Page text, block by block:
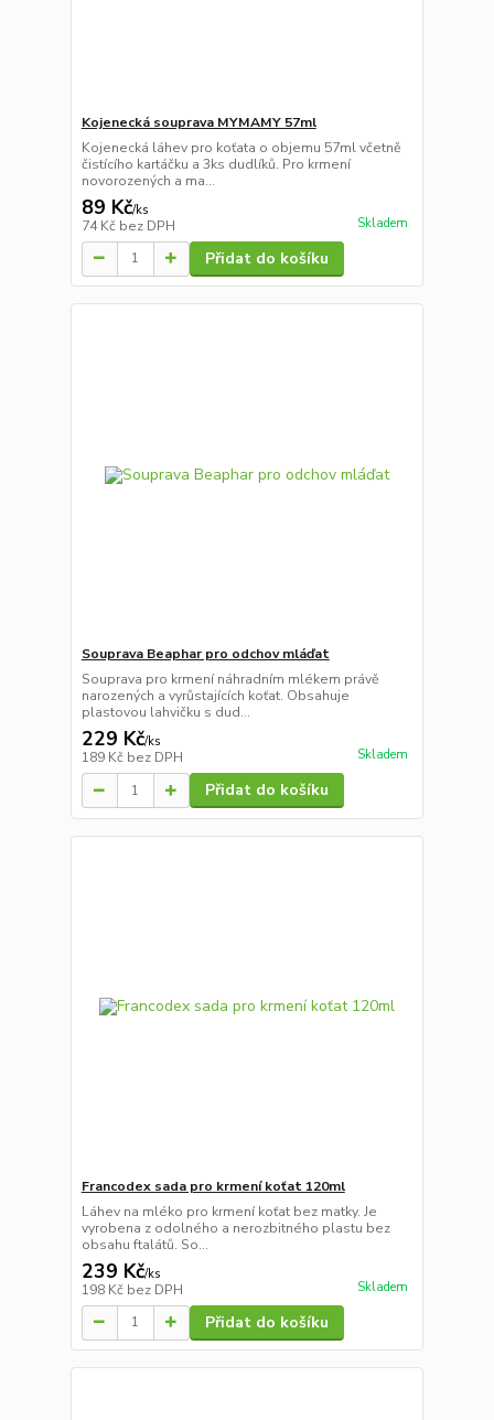
Kojenecká souprava MYMAMY 57ml
Kojenecká láhev pro koťata o objemu 57ml včetně
čistícího kartáčku a 3ks dudlíků. Pro krmení
novorozených a ma...
89 Kč/ks
74 Kč bez DPH Skladem
Přidat do košíku
Souprava Beaphar pro odchov mláďat
Souprava pro krmení náhradním mlékem právě
narozených a vyrůstajících koťat. Obsahuje
plastovou lahvičku s dud...
229 Kč/ks
189 Kč bez DPH Skladem
Přidat do košíku
Francodex sada pro krmení koťat 120ml
Láhev na mléko pro krmení koťat bez matky. Je
vyrobena z odolného a nerozbitného plastu bez
obsahu ftalátů. So...
239 Kč/ks
198 Kč bez DPH Skladem
Přidat do košíku